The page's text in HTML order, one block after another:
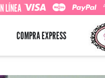
LÍNEA
COMPRA EXPRESS